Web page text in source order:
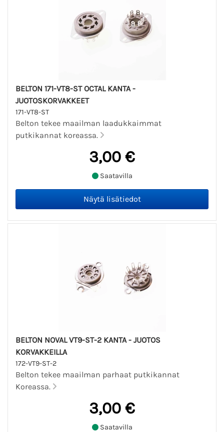
BELTON 171-VT8-ST OCTAL KANTA -
JUOTOSKORVAKKEET
171-VT8-ST
Belton tekee maailman laadukkaimmat
putkikannat koreassa.
3,00 €
Saatavilla
BELTON NOVAL VT9-ST-2 KANTA - JUOTOS
KORVAKKEILLA
172-VT9-ST-2
Belton tekee maailman parhaat putkikannat
Koreassa.
3,00 €
Saatavilla